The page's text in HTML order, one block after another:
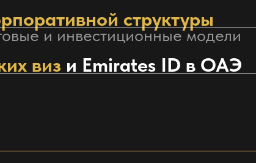
структуры
и инвестиционные модели
виз и Emirates ID в ОАЭ